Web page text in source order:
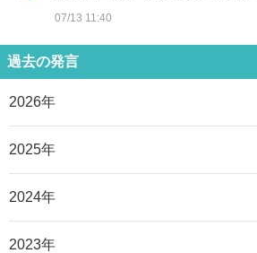
07/13 11:40
過去の発言
2026年
2025年
2024年
2023年